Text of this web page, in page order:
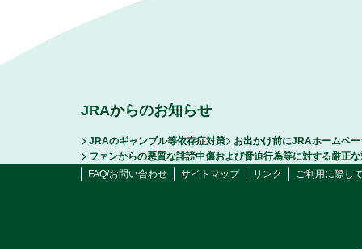
JRAからのお知らせ
JRAのギャンブル等依存症対策
お出かけ前にJRAホームペ
ファンからの悪質な誹謗中傷および脅迫行為等に対する厳正
FAQ/お問い合わせ
サイトマップ リンク ご利用に際し